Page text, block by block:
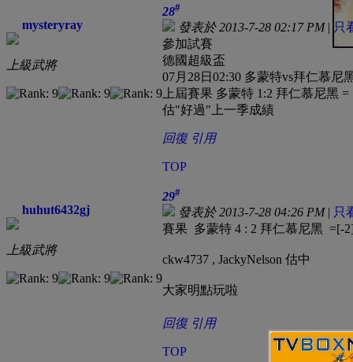
mysteryray
上級武將
28#
發表於 2013-7-28 02:17 PM| 只
參加試賽
德國超級盃
07月28日02:30 多蒙特vs拜仁慕尼
上屆賽果 多蒙特 1:2 拜仁慕尼黑 =
估"好過"上一季成績
回復 引用
TOP
huhut6432gj
上級武將
29#
發表於 2013-7-28 04:26 PM| 只
賽果 多蒙特 4 : 2 拜仁慕尼黑 =[-
ckw4737 , JackyNelson 估中
大家明點玩啦
回復 引用
TOP